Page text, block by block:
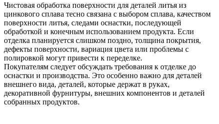
Чистовая обработка поверхности для деталей литья из
цинкового сплава тесно связана с выбором сплава, качеством
поверхности литья, следами оснастки, последующей
обработкой и конечным использованием продукта. Если
отделка планируется слишком поздно, толщина покрытия,
дефекты поверхности, вариация цвета или проблемы с
полировкой могут привести к переделке.
Покупателям следует обсуждать требования к отделке до
оснастки и производства. Это особенно важно для деталей
внешнего вида, деталей, которые держат в руках,
декоративной фурнитуры, внешних компонентов и деталей
собранных продуктов.